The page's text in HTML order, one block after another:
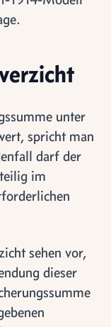
unter
spricht man
darf der
im
sehen vor,
dieser